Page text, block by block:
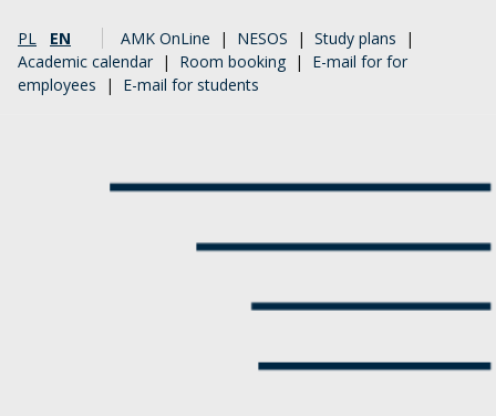
PL EN AMK OnLine | NESOS | Study plans |
Academic calendar | Room booking | E-mail for for
employees | E-mail for students